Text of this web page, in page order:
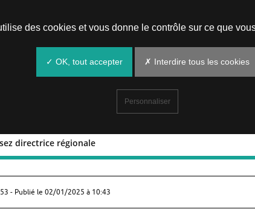
directrice régionale
Grisez directrice régionale
- Publié le 02/01/2025 à 10:43
des cookies et vous donne le contrôle sur ce que
✓ OK, tout accepter ✗ Interdire tous les cookies
Personnaliser